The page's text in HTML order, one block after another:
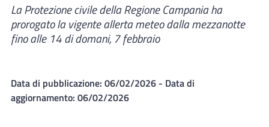
La Protezione civile della Regione Campania ha
prorogato la vigente allerta meteo dalla mezzanotte
fino alle 14 di domani, 7 febbraio
Data di pubblicazione: 06/02/2026 - Data di
aggiornamento: 06/02/2026